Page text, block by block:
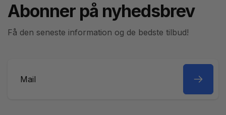
Abonner på nyhedsbrev
Få den seneste information og de bedste tilbud!